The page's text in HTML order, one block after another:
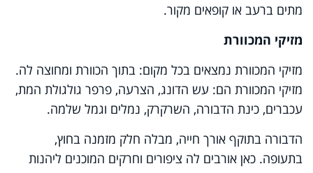
מתים ברעב או קופאים מקור.
מזיקי המכוורת
מזיקי המכוורת נמצאים בכל מקום: בתוך הכוורת ומחוצה לה.
מזיקי המכוורת הם: עש הדונג, הצרעה, פרפר גולגולת המת,
עכברים, כינת הדבורה, השרקרק, נמלים וגמל שלמה.
הדבורה בתוקף אורך חייה, מבלה חלק מזמנה בחוץ,
בתעופה. כאן אורבים לה ציפורים וחרקים המוכנים ליהנות